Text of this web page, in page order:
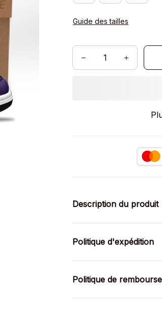
Guide des tailles
Description du produit
Politique d'expédition
Politique de